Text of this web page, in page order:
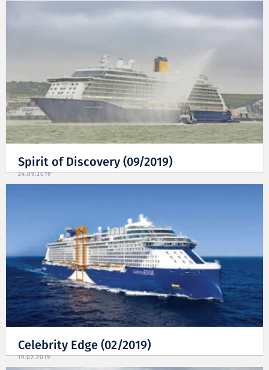
Spirit of Discovery (09/2019)
24.09.2019
Celebrity Edge (02/2019)
19.02.2019